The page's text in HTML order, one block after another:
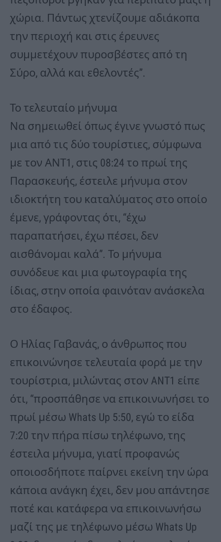
χώρια. Πάντως χτενίζουμε αδιάκοπα
την περιοχή και στις έρευνες
συμμετέχουν πυροσβέστες από τη
Σύρο, αλλά και εθελοντές”.
Το τελευταίο μήνυμα
Να σημειωθεί όπως έγινε γνωστό πως
μια από τις δύο τουρίστιες, σύμφωνα
με τον ΑΝΤ1, στις 08:24 το πρωί της
Παρασκευής, έστειλε μήνυμα στον
ιδιοκτήτη του καταλύματος στο οποίο
έμενε, γράφοντας ότι, “έχω
παραπατήσει, έχω πέσει, δεν
αισθάνομαι καλά”. Το μήνυμα
συνόδευε και μια φωτογραφία της
ίδιας, στην οποία φαινόταν ανάσκελα
στο έδαφος.
Ο Ηλίας Γαβανάς, ο άνθρωπος που
επικοινώνησε τελευταία φορά με την
τουρίστρια, μιλώντας στον ANT1 είπε
ότι, “προσπάθησε να επικοινωνήσει το
πρωί μέσω Whats Up 5:50, εγώ το είδα
7:20 την πήρα πίσω τηλέφωνο, της
έστειλα μήνυμα, γιατί προφανώς
οποιοσδήποτε παίρνει εκείνη την ώρα
κάποια ανάγκη έχει, δεν μου απάντησε
ποτέ και κατάφερα να επικοινωνήσω
μαζί της με τηλέφωνο μέσω Whats Up